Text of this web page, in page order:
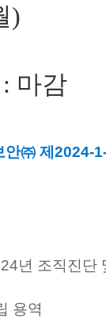
)
마감
안㈜ 제2024-
년 조직진단
용역